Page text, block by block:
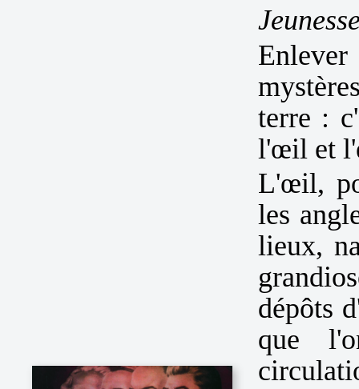
terre :
l'œil et
L'œil,
les
lieux,
dépôts
que